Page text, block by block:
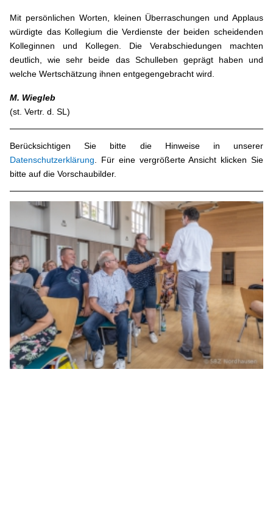
Mit persönlichen Worten, kleinen Überraschungen und Applaus
würdigte das Kollegium die Verdienste der beiden scheidenden
Kolleginnen und Kollegen. Die Verabschiedungen machten
deutlich, wie sehr beide das Schulleben geprägt haben und
welche Wertschätzung ihnen entgegengebracht wird.
M. Wiegleb
(st. Vertr. d. SL)
Berücksichtigen Sie bitte die Hinweise in unserer
Datenschutzerklärung . Für eine vergrößerte Ansicht klicken Sie
bitte auf die Vorschaubilder.